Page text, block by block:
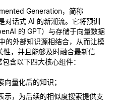
Generation，简称
对话式 AI 的新潮流。它将预训
的 GPT）与存储于向量数据
的外部知识源相结合，从而让模
性，并且能够及时融合最新信
含以下四大核心组件：
量化后的知识；
示，为后续的相似度搜索提供支